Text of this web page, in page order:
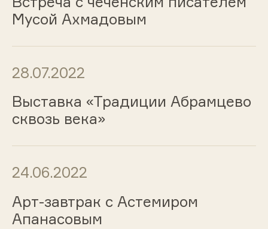
Мусой Ахмадовым
28.07.2022
Выставка «Традиции Абрамцево
сквозь века»
24.06.2022
Арт-завтрак с Астемиром
Апанасовым